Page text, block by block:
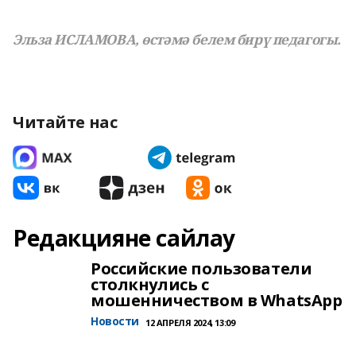
Эльза ИСЛАМОВА, өстәмә белем бирү педагогы.
Читайте нас
Редакцияне сайлау
Российские пользователи
столкнулись с
мошенничеством в WhatsApp
Новости 12 АПРЕЛЯ 2024, 13:09